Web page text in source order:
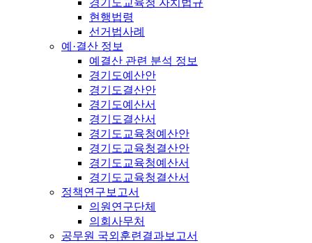
현행법령
선거법사례
예·결산 정보
예결산 관련 분석 정보
경기도예산안
경기도결산안
경기도예산서
경기도결산서
경기도교육청예산안
경기도교육청결산안
경기도교육청예산서
경기도교육청결산서
정책연구보고서
의원연구단체
의회사무처
공무원 국외훈련결과보고서